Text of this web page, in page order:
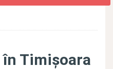
Timișoara